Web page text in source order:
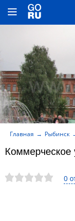
0
Коммерческое
Главная Рыбинск